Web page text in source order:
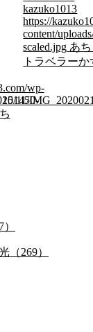
wp-
11/
2021-09-06
kazuko1013
https://
content/
scaled.jpg あ
トラベラーか
（269）